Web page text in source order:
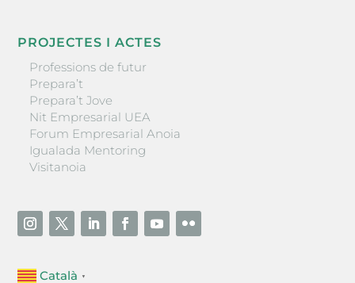
PROJECTES I ACTES
Professions de futur
Prepara’t
Prepara’t Jove
Nit Empresarial UEA
Forum Empresarial Anoia
Igualada Mentoring
Visitanoia
Català ▼